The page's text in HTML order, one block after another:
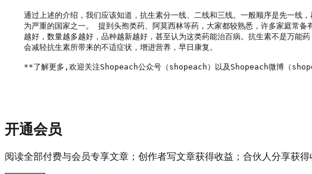
通过上述的介绍，我们应该知道，抗生素分一线、二线和三线。一般顺序是先一线
为严重的国家之一。 提到头孢类药、阿莫西林等药，大家都较熟悉，许多家庭常
越好，数量越多越好，品种越新越好，甚至认为这类药能治百病。抗生素不是万能
会减轻抗生素所带来的不适症状，增进营养，早日康复。
**了解更多,欢迎关注Shopeach公众号（shopeach）以及Shopeach微博（
开通会员
阅读全部付费与会员专享文章；创作者写文章获得收益；合伙人分享获得